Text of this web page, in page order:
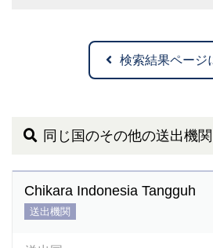
検索結果ページ
同じ国のその他の送出機関
Chikara Indonesia Tangguh
送出機関